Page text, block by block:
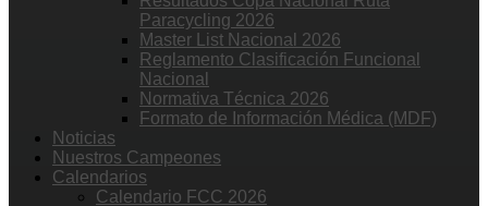
Paracycling 2026
Master List Nacional 2026
Reglamento Clasificación Funcional
Nacional
Normativa Técnica 2026
Formato de Información Médica (MDF)
Noticias
Nuestros Campeones
Calendarios
Calendario FCC 2026